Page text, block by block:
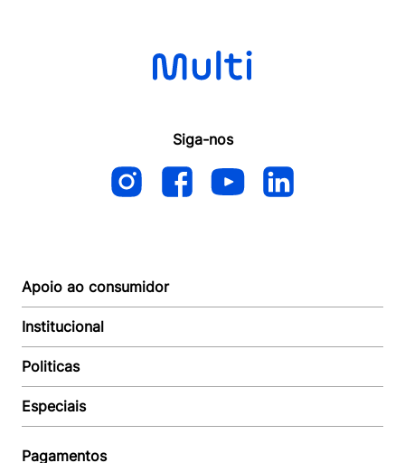
Siga-nos
Apoio ao consumidor
Autoatendimento
Suporte e reparo
Acompanhar Entrega
Baixe o APP
Institucional
Quem somos
Revendedor
Seja um Revendedor
Trabalhe conosco
Politicas
Política de Entrega
Política de Pagamento
Política de Privacidade
Especiais
Pagamentos